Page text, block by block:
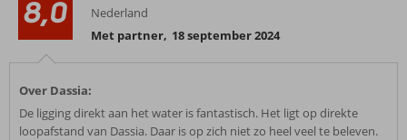
8,0
Nederland
Met partner, 18 september 2024
Over Dassia:
De ligging direkt aan het water is fantastisch. Het ligt op direkte
loopafstand van Dassia. Daar is op zich niet zo heel veel te beleven.